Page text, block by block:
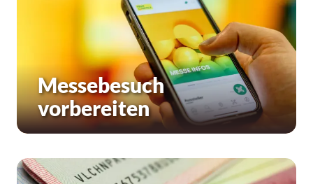
Messebesuch
vorbereiten